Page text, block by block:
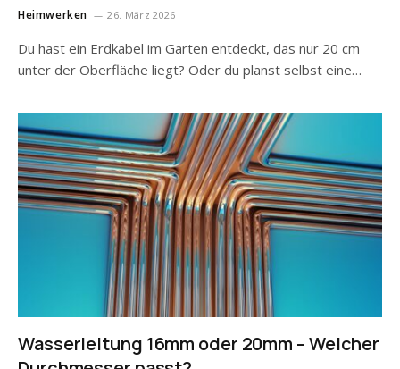
Heimwerken 26. März 2026
Du hast ein Erdkabel im Garten entdeckt, das nur 20 cm
unter der Oberfläche liegt? Oder du planst selbst eine…
Wasserleitung 16mm oder 20mm – Welcher